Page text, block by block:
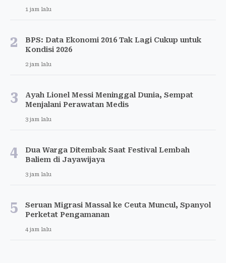
1 jam lalu
2
BPS: Data Ekonomi 2016 Tak Lagi Cukup untuk
Kondisi 2026
2 jam lalu
3
Ayah Lionel Messi Meninggal Dunia, Sempat
Menjalani Perawatan Medis
3 jam lalu
4
Dua Warga Ditembak Saat Festival Lembah
Baliem di Jayawijaya
3 jam lalu
5
Seruan Migrasi Massal ke Ceuta Muncul, Spanyol
Perketat Pengamanan
4 jam lalu